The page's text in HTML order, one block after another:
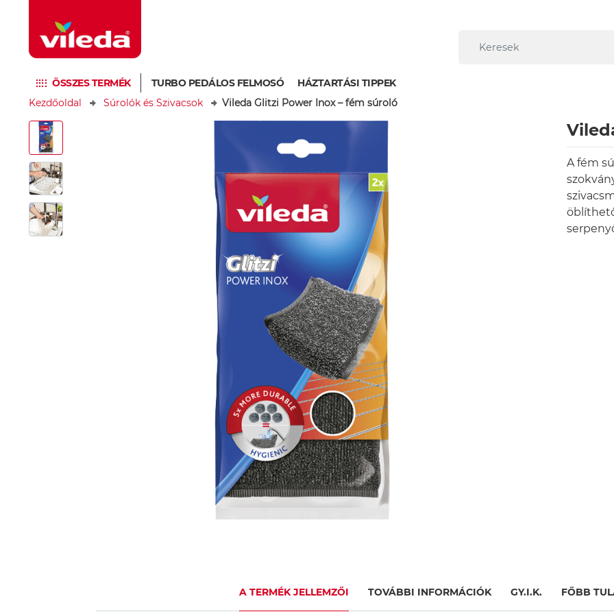
ÖSSZES TERMÉK TURBO PEDÁLOS FELMOSÓ
HÁZTARTÁSI TIPPEK
Kezdőoldal
Súrolók és Szivacsok Vileda Glitzi Power Inox – fém súroló
A fém
A TERMÉK JELLEMZŐI TOVÁBBI INFORMÁCIÓK GY.I.K. FŐBB